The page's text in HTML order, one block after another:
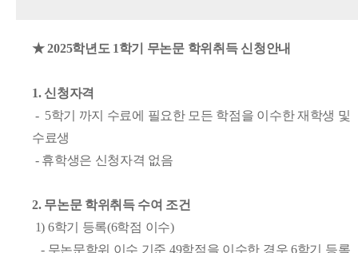
★ 2025학년도 1학기 무논문 학위취득 신청안내
1. 신청자격
- 5학기 까지 수료에 필요한 모든 학점을 이수한 재학생 및
수료생
- 휴학생은 신청자격 없음
2. 무논문 학위취득 수여 조건
1) 6학기 등록(6학점 이수)
- 무논문학위 이수 기준 49학점을 이수한 경우 6학기 등록